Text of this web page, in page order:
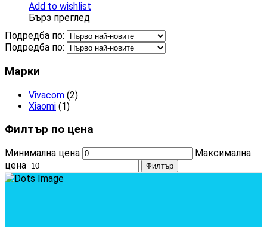
Add to wishlist
Бърз преглед
Подредба по:
Подредба по:
Марки
Vivacom (2)
Xiaomi (1)
Филтър по цена
Минимална цена
Максимална
цена
Филтър